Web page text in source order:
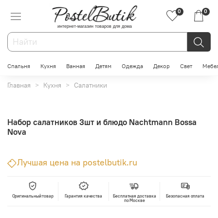
интернет-магазин товаров для дома
0 0
Спальня Кухня Ванная Детям Одежда Декор Свет
Главная Кухня Салатники
Набор салатников 3шт и блюдо Nachtmann Bossa
Nova
Лучшая цена на postelbutik.ru
Оригинальный товар Гарантия качества
Бесплатная доставка
по Москве
Безопасная оплата